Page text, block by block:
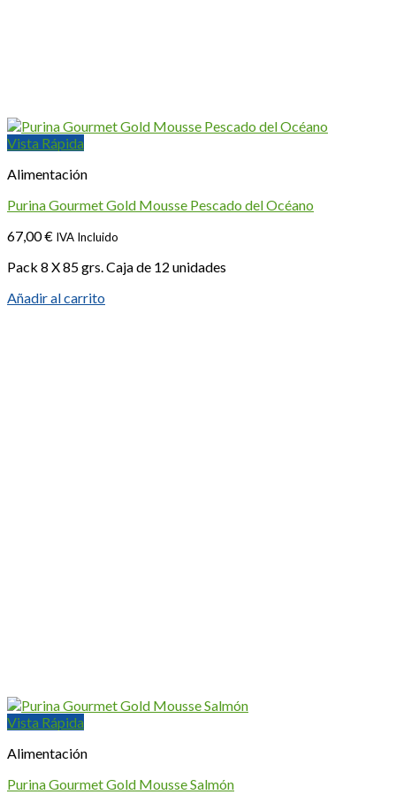
Vista Rápida
Alimentación
Purina Gourmet Gold Mousse Pescado del Océano
67,00€ IVA Incluido
Pack 8 X 85 grs. Caja de 12 unidades
Añadir al carrito
Vista Rápida
Alimentación
Purina Gourmet Gold Mousse Salmón